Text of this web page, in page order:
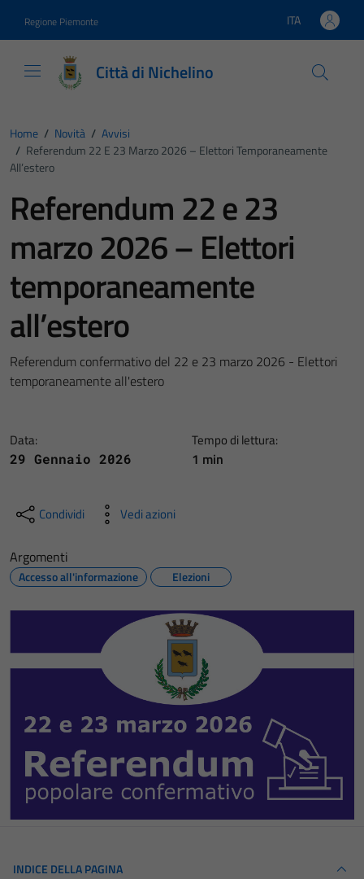
Regione Piemonte Lingua attiva:
ITA
Città di Nichelino
Home / Novità / Avvisi
/ Referendum 22 E 23 Marzo 2026 – Elettori Temporaneamente
All’estero
Referendum 22 e 23
marzo 2026 – Elettori
temporaneamente
all’estero
Referendum confermativo del 22 e 23 marzo 2026 - Elettori
temporaneamente all'estero
Data:
29 Gennaio 2026
Tempo di lettura:
1 min
Condividi Vedi azioni
Argomenti
Accesso all'informazione Elezioni
INDICE DELLA PAGINA